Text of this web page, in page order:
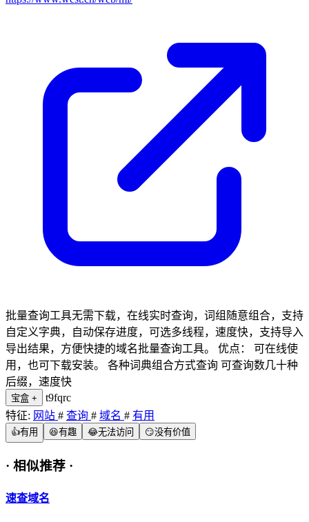
批量查询工具无需下载，在线实时查询，词组随意组合，支持
自定义字典，自动保存进度，可选多线程，速度快，支持导入
导出结果，方便快捷的域名批量查询工具。 优点： 可在线使
用，也可下载安装。 各种词典组合方式查询 可查询数几十种
后缀，速度快
宝盒 +
t9fqrc
特征: 网站 # 查询 # 域名 # 有用
👍有用 😆有趣 😂无法访问 😏没有价值
· 相似推荐 ·
速查域名